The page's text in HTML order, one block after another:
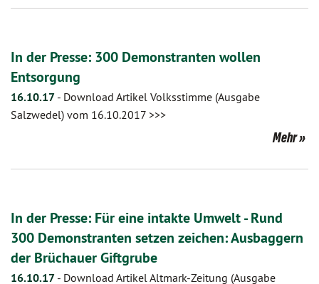
In der Presse: 300 Demonstranten wollen
Entsorgung
16.10.17 - Download Artikel Volksstimme (Ausgabe
Salzwedel) vom 16.10.2017 >>>
Mehr
In der Presse: Für eine intakte Umwelt - Rund
300 Demonstranten setzen zeichen: Ausbaggern
der Brüchauer Giftgrube
16.10.17 - Download Artikel Altmark-Zeitung (Ausgabe